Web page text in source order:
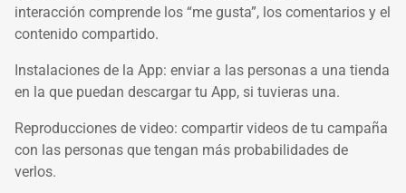
interacción comprende los “me gusta”, los comentarios y el
contenido compartido.
Instalaciones de la App: enviar a las personas a una tienda
en la que puedan descargar tu App, si tuvieras una.
Reproducciones de video: compartir videos de tu campaña
con las personas que tengan más probabilidades de
verlos.